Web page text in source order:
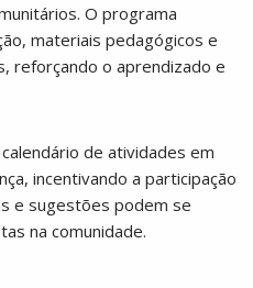
O programa
materiais pedagógicos e
reforçando o aprendizado e
de atividades em
incentivando a participação
e sugestões podem se
na comunidade.